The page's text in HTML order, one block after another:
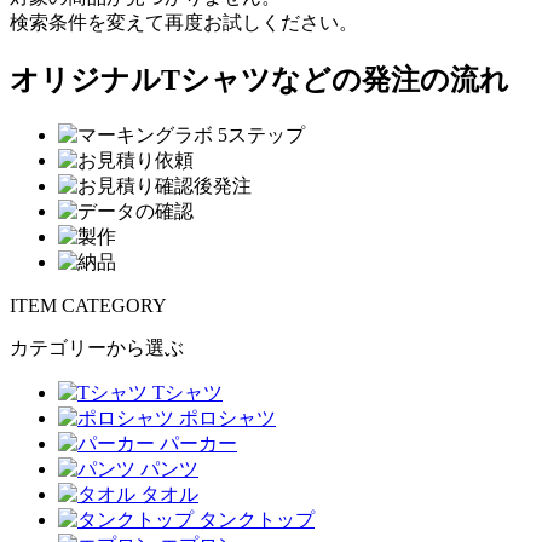
検索条件を変えて再度お試しください。
オリジナルTシャツなどの発注の流れ
ITEM CATEGORY
カテゴリーから選ぶ
Tシャツ
ポロシャツ
パーカー
パンツ
タオル
タンクトップ